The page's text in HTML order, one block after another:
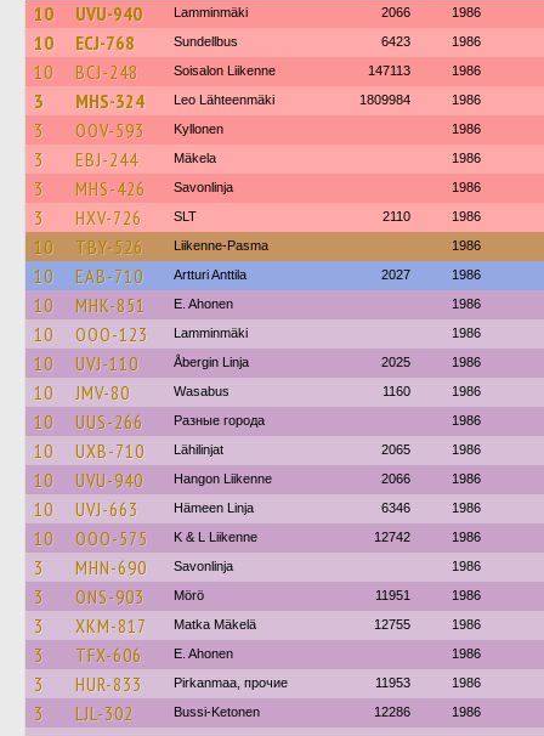
10 UVU-940 Lamminmäki 2066 1986
10 ECJ-768 Sundellbus 6423 1986
10 BCJ-248 Soisalon Liikenne 147113 1986
3 MHS-324 Leo Lähteenmäki 1809984 1986
3 OOV-593 Kyllonen 1986
3 EBJ-244 Mäkela 1986
3 MHS-426 Savonlinja 1986
3 HXV-726 SLT 2110 1986
10 TBY-526 Liikenne-Pasma 1986
10 EAB-710 Artturi Anttila 2027 1986
10 MHK-851 E. Ahonen 1986
10 OOO-123 Lamminmäki 1986
10 UVJ-110 Åbergin Linja 2025 1986
10 JMV-80 Wasabus 1160 1986
10 UUS-266 Разные города 1986
10 UXB-710 Lähilinjat 2065 1986
10 UVU-940 Hangon Liikenne 2066 1986
10 UVJ-663 Hämeen Linja 6346 1986
10 OOO-575 K & L Liikenne 12742 1986
3 MHN-690 Savonlinja 1986
3 ONS-903 Mörö 11951 1986
3 XKM-817 Matka Mäkelä 12755 1986
3 TFX-606 E. Ahonen 1986
3 HUR-833 Pirkanmaa, прочие 11953 1986
3 LJL-302 Bussi-Ketonen 12286 1986